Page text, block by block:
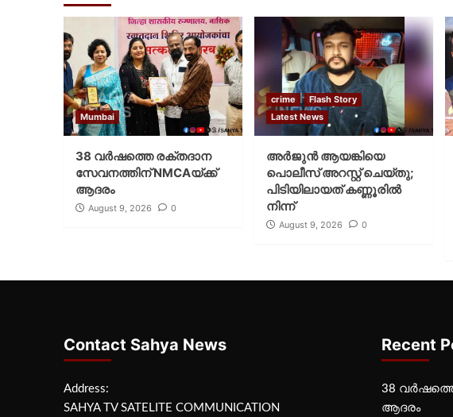
Mumbai
38 വർഷത്തെ രക്തദാന
സേവനത്തിന് NMCAയ്ക്ക്
ആദരം
August 9, 2026 0
crime
Flash Story
Latest News
അർജുൻ ആയങ്കിയെ
പൊലീസ് അറസ്റ്റ് ചെയ്‌തു;
പിടിയിലായത് കണ്ണൂരിൽ
നിന്ന്
August 9, 2026 0
Contact Sahya News
Address:
SAHYA TV SATELITE COMMUNICATION
Recent
38
ആദരം